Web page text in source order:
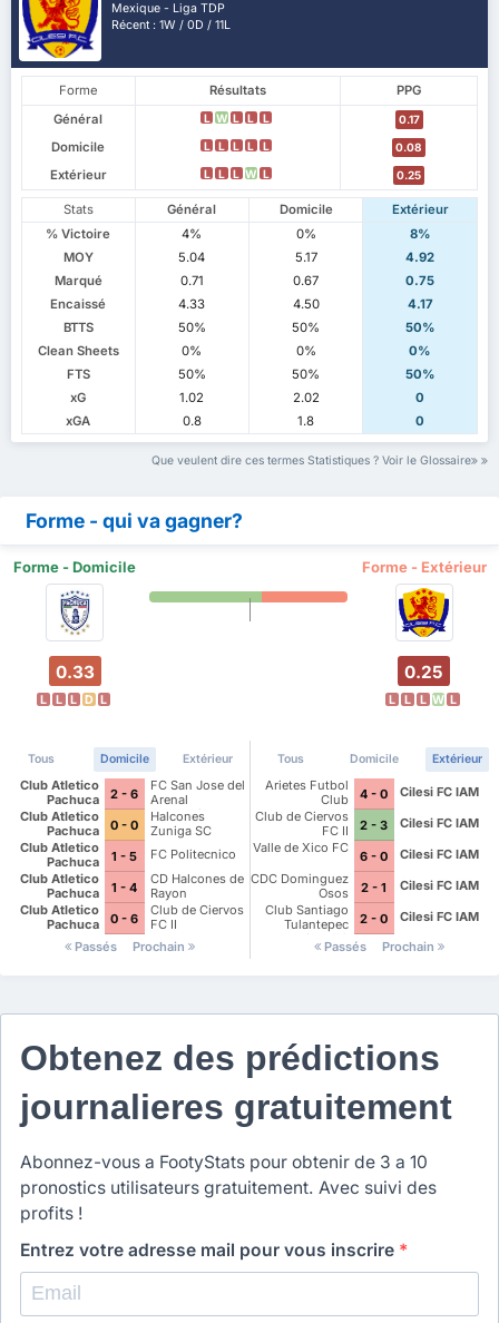
Mexique - Liga TDP
Récent : 1W / 0D / 11L
Forme Résultats
PPG
Général
L W L L L 0.17
Domicile L L L L L 0.08
Extérieur L L L W L 0.25
Stats Général Domicile
Extérieur
% Victoire
4% 0%
8%
MOY
5.04 5.17
4.92
Marqué
0.71 0.67
0.75
Encaissé
4.33 4.50
4.17
BTTS
50% 50%
50%
Clean Sheets
0% 0%
0%
FTS
50% 50%
50%
xG
1.02 2.02
0
xGA
0.8 1.8 0
Que veulent dire ces termes Statistiques ? Voir le Glossaire
Forme - qui va gagner?
Forme - Domicile Forme - Extérieur
0.33
L L L D L
0.25
L L L W L
Tous Domicile Extérieur
Club Atletico
Pachuca
2 - 6
FC San Jose del
Arenal
Academia
America
Leyendas
Club Atletico
Pachuca
0 - 0
Halcones
Zuniga SC
Club Atletico
Pachuca
1 - 5
FC Politecnico
Club Atletico
Pachuca
1 - 4
CD Halcones de
Rayon
Club Atletico
Pachuca
0 - 6
Club de Ciervos
FC II
Passés
Prochain
Tous Domicile Extérieur
Arietes Futbol
Club
4 - 0
Cilesi FC IAM
Club de Ciervos
FC II
2 - 3
Cilesi FC IAM
Valle de Xico FC
6 - 0
Cilesi FC IAM
CDC Dominguez
Osos
2 - 1
Cilesi FC IAM
Club Santiago
Tulantepec
Juniors FC
2 - 0
Cilesi FC IAM
Passés
Prochain
Obtenez des prédictions
journalieres gratuitement
Abonnez-vous a FootyStats pour obtenir de 3 a 10
pronostics utilisateurs gratuitement. Avec suivi des
profits !
Entrez votre adresse mail pour vous inscrire *